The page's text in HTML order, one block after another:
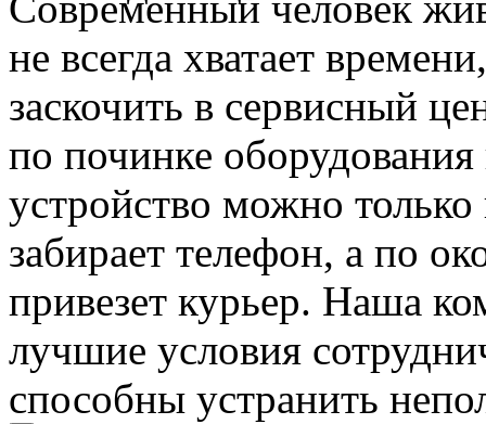
не всегда хватает
заскочить в сервисный
по починке
устройство можно
забирает телефон, а по
привезет курьер. Наша
лучшие условия
способны устранить